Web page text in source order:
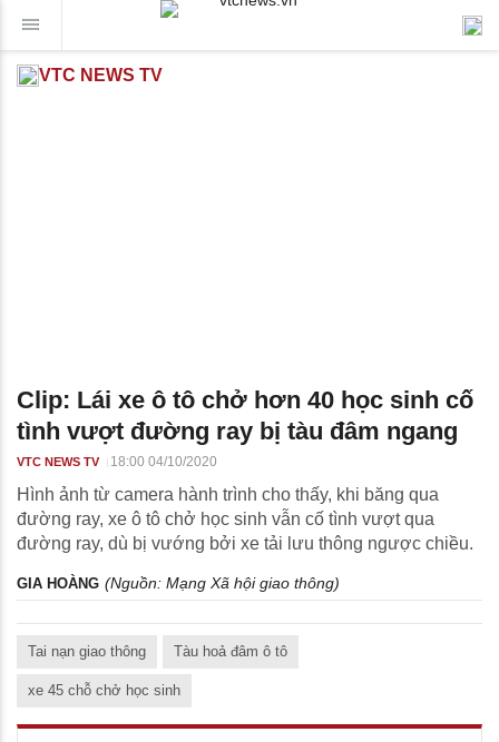
VTC NEWS TV
Clip: Lái xe ô tô chở hơn 40 học sinh cố
tình vượt đường ray bị tàu đâm ngang
VTC NEWS TV 18:00 04/10/2020
Hình ảnh từ camera hành trình cho thấy, khi băng qua
đường ray, xe ô tô chở học sinh vẫn cố tình vượt qua
đường ray, dù bị vướng bởi xe tải lưu thông ngược chiều.
GIA HOÀNG (Nguồn: Mạng Xã hội giao thông)
Tai nạn giao thông Tàu hoả đâm ô tô
xe 45 chỗ chở học sinh